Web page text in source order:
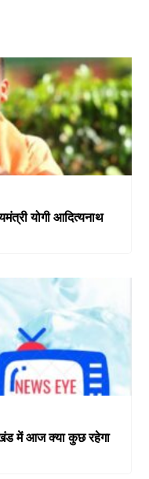
योगी आदित्यनाथ
में आज क्या कुछ रहेगा